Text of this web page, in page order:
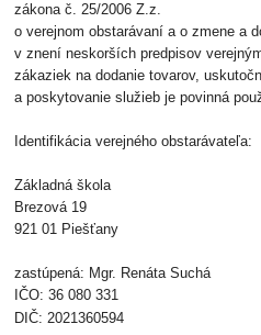
zákona č. 25/2006 Z.z.
o verejnom obstarávaní a o zmene a
v znení neskorších predpisov
zákaziek na dodanie tovarov,
a poskytovanie služieb je povinná
Identifikácia verejného obstarávateľa:
Základná škola
Brezová 19
921 01 Piešťany
zastúpená: Mgr. Renáta Suchá
IČO: 36 080 331
DIČ: 2021360594